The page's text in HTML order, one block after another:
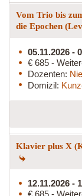
Vom Trio bis
die Epochen
05.11.2026 -
€ 685 -
Dozenten:
Domizil:
Klavier plus X
12.11.2026 -
€ 685 -